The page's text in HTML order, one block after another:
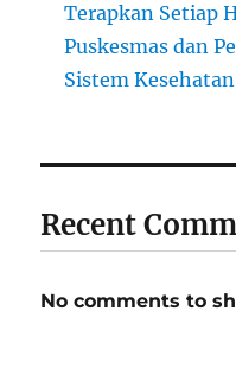
Terapkan Setiap
Puskesmas dan
Sistem
Recent
No comments to